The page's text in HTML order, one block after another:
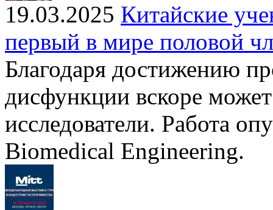
19.03.2025 Китайские
первый в мире половой
Благодаря достижению
дисфункции вскоре
исследователи. Работа
Biomedical Engineering.